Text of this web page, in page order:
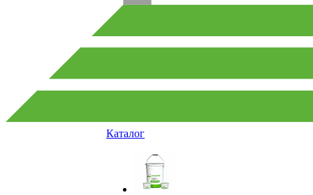
Каталог